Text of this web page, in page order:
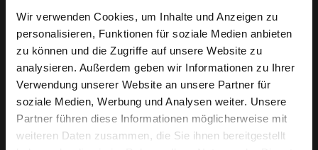
Wir verwenden Cookies, um Inhalte und Anzeigen zu
personalisieren, Funktionen für soziale Medien anbieten
zu können und die Zugriffe auf unsere Website zu
analysieren. Außerdem geben wir Informationen zu Ihrer
Verwendung unserer Website an unsere Partner für
soziale Medien, Werbung und Analysen weiter. Unsere
Partner führen diese Informationen möglicherweise mit
weiteren Daten zusammen, die Sie ihnen bereitgestellt
Deutsches Feingoldhausist Ihr zuverlässiger Partner für
den Kauf und Verkauf von Goldbarren, Goldmünzen, Silber,